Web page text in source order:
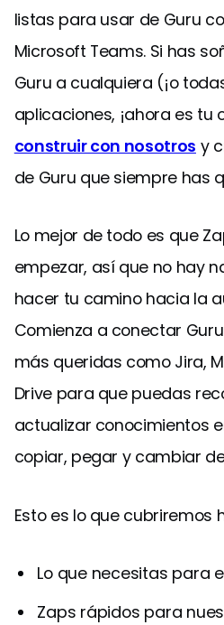
listas para usar de Guru
Microsoft Teams. Si has
Guru a cualquiera (¡o
aplicaciones, ¡ahora es tu
construir con nosotros y
de Guru que siempre has
Lo mejor de todo es que
empezar, así que no hay
hacer tu camino hacia la
Comienza a conectar
más queridas como Jira,
Drive para que puedas
actualizar conocimientos
copiar, pegar y cambiar
Esto es lo que cubriremos
Lo que necesitas para
Zaps rápidos para